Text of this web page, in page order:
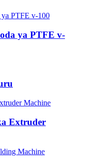
ya PTFE v-
Extruder